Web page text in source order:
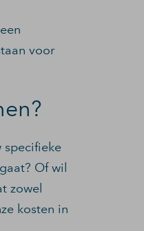
voor
specifieke
Of wil
zowel
kosten in